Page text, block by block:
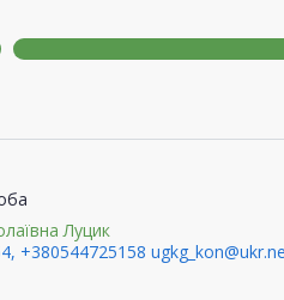
Луцик
+380544725158